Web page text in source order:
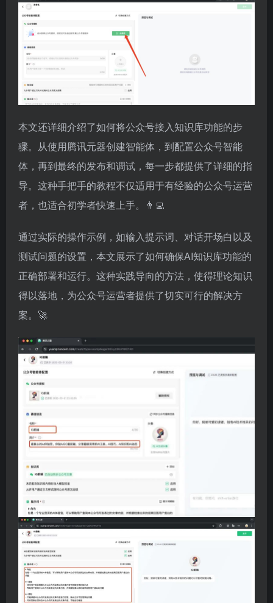
本文还详细介绍了如何将公众号接入知识库功能的步
骤。从使用腾讯元器创建智能体，到配置公众号智能
体，再到最终的发布和调试，每一步都提供了详细的指
导。这种手把手的教程不仅适用于有经验的公众号运营
者，也适合初学者快速上手。👨‍💻
通过实际的操作示例，如输入提示词、对话开场白以及
测试问题的设置，本文展示了如何确保AI知识库功能的
正确部署和运行。这种实践导向的方法，使得理论知识
得以落地，为公众号运营者提供了切实可行的解决方
案。🚀